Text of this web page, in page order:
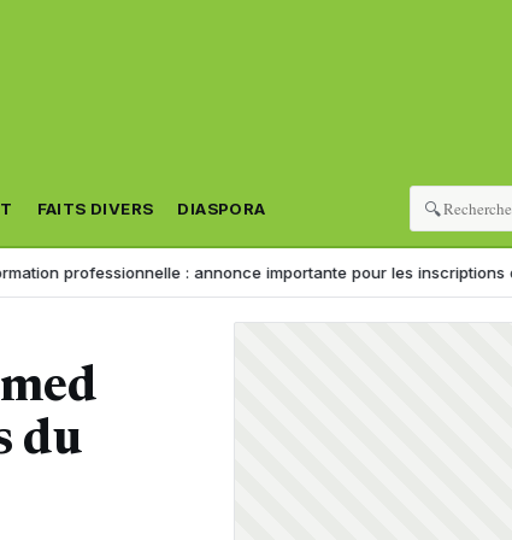
FAITS DIVERS DIASPORA 🔍
: annonce importante pour les inscriptions de la rentrée 2026
du